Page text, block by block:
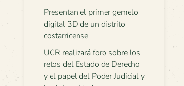
Presentan el primer gemelo
digital 3D de un distrito
costarricense
UCR realizará foro sobre los
retos del Estado de Derecho
y el papel del Poder Judicial y